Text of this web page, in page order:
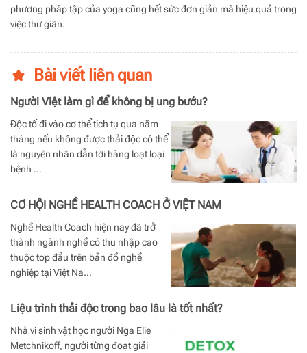
phương pháp tập của yoga cũng hết sức đơn giản mà hiệu quả trong
việc thư giãn.
Bài viết liên quan
Người Việt làm gì để không bị ung bướu?
Độc tố đi vào cơ thể tích tụ qua năm
tháng nếu không được thải độc có thể
là nguyên nhân dẫn tới hàng loạt loại
bệnh …
CƠ HỘI NGHỀ HEALTH COACH Ở VIỆT NAM
Nghề Health Coach hiện nay đã trở
thành ngành nghề có thu nhập cao
thuộc top đầu trên bản đồ nghề
nghiệp tại Việt Na…
Liệu trình thải độc trong bao lâu là tốt nhất?
Nhà vi sinh vật học người Nga Elie
Metchnikoff, người từng đoạt giải